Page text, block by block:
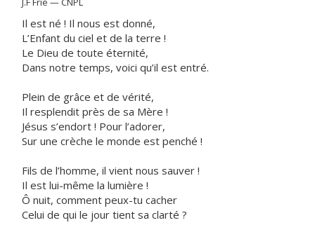
Il est né ! Il nous est donné,
L’Enfant du ciel et de la terre !
Le Dieu de toute éternité,
Dans notre temps, voici qu’il est entré.
Plein de grâce et de vérité,
Il resplendit près de sa Mère !
Jésus s’endort ! Pour l’adorer,
Sur une crèche le monde est penché !
Fils de l’homme, il vient nous sauver !
Il est lui-même la lumière !
Ô nuit, comment peux-tu cacher
Celui de qui le jour tient sa clarté ?